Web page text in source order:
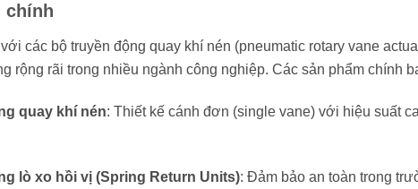
chính
các bộ truyền động quay khí nén (pneumatic rotary vane
rộng rãi trong nhiều ngành công nghiệp. Các sản phẩm chính
quay khí nén: Thiết kế cánh đơn (single vane) với hiệu suất
lò xo hồi vị (Spring Return Units): Đảm bảo an toàn trong